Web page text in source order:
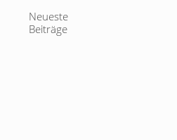
Neueste
Beiträge